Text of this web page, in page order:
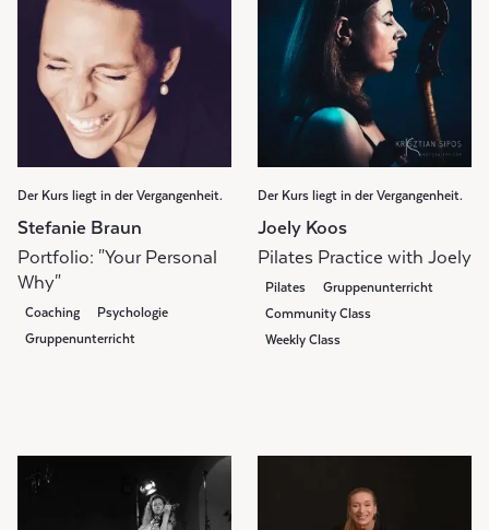
Der Kurs liegt in der Vergangenheit.
Stefanie Braun
Portfolio: "Your Personal
Why"
Coaching
Psychologie
Gruppenunterricht
Der Kurs liegt in der Vergangenheit.
Joely Koos
Pilates Practice with Joely
Pilates
Gruppenunterricht
Community Class
Weekly Class